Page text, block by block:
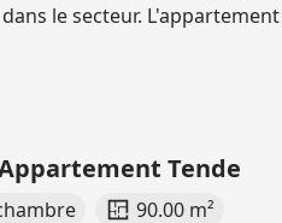
le secteur.
Appartement Tende
90.00 m²